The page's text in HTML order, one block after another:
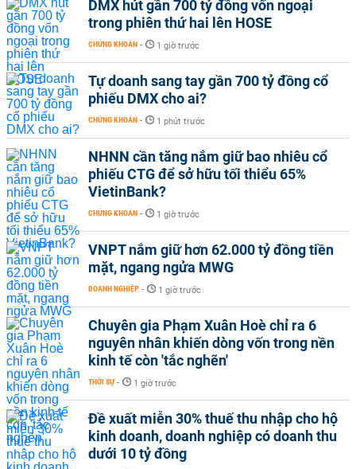
DMX hút gần 700 tỷ đồng vốn ngoại
trong phiên thứ hai lên HOSE
CHỨNG KHOÁN - 1 giờ trước
Tự doanh sang tay gần 700 tỷ đồng cổ
phiếu DMX cho ai?
CHỨNG KHOÁN - 1 phút trước
NHNN cần tăng nắm giữ bao nhiêu cổ
phiếu CTG để sở hữu tối thiểu 65%
VietinBank?
CHỨNG KHOÁN - 1 giờ trước
VNPT nắm giữ hơn 62.000 tỷ đồng tiền
mặt, ngang ngửa MWG
DOANH NGHIỆP - 1 giờ trước
Chuyên gia Phạm Xuân Hoè chỉ ra 6
nguyên nhân khiến dòng vốn trong nền
kinh tế còn 'tắc nghẽn'
THỜI SỰ - 1 giờ trước
Đề xuất miễn 30% thuế thu nhập cho hộ
kinh doanh, doanh nghiệp có doanh thu
dưới 10 tỷ đồng